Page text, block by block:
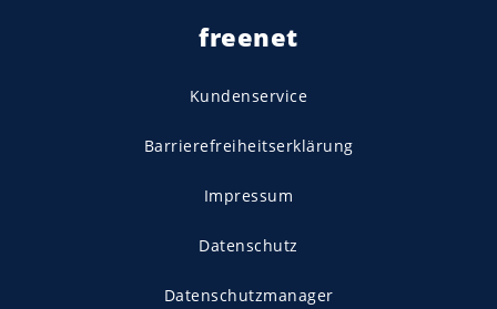
freenet
Kundenservice
Barrierefreiheitserklärung
Impressum
Datenschutz
Datenschutzmanager